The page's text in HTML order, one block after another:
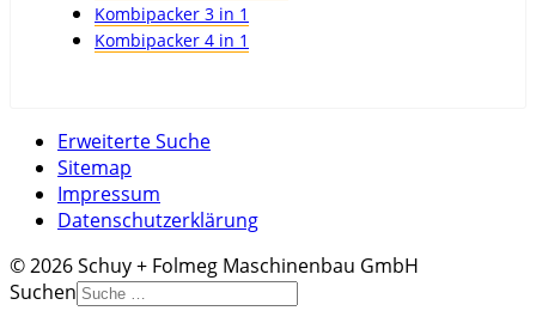
Kombipacker 3 in 1
Kombipacker 4 in 1
Erweiterte Suche
Sitemap
Impressum
Datenschutzerklärung
© 2026 Schuy + Folmeg Maschinenbau GmbH
Suchen